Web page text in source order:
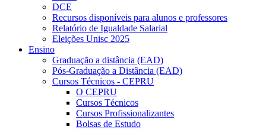
DCE
Recursos disponíveis para alunos e professores
Relatório de Igualdade Salarial
Eleições Unisc 2025
Ensino
Graduação a distância (EAD)
Pós-Graduação a Distância (EAD)
Cursos Técnicos - CEPRU
O CEPRU
Cursos Técnicos
Cursos Profissionalizantes
Bolsas de Estudo